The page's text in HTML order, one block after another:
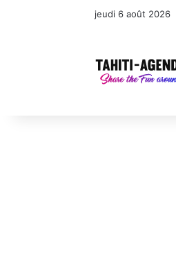
jeudi 6 août 2026